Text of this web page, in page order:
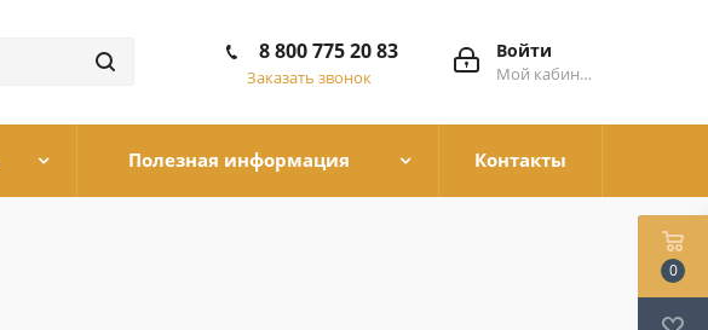
Войти
Мой кабинет
8 800 775 20 83
Заказать звонок
Полезная информация Контакты
0